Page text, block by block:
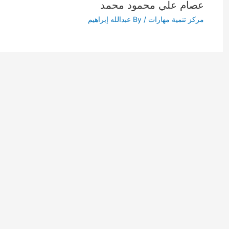
عصام علي محمود محمد
مركز تنمية مهارات / By عبدالله إبراهيم